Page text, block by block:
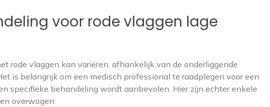
voor rode vlaggen lage
rode vlaggen kan variëren, afhankelijk van de onderliggende
is belangrijk om een medisch professional te raadplegen voor een
specifieke behandeling wordt aanbevolen. Hier zijn echter enkele
overwogen: